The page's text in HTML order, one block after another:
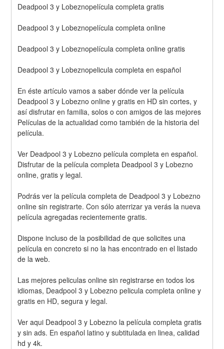
Deadpool 3 y Lobeznopelícula completa gratis
Deadpool 3 y Lobeznopelícula completa online
Deadpool 3 y Lobeznopelícula completa online gratis
Deadpool 3 y Lobeznopelicula completa en español
En éste artículo vamos a saber dónde ver la película
Deadpool 3 y Lobezno online y gratis en HD sin cortes, y
así disfrutar en familia, solos o con amigos de las mejores
Películas de la actualidad como también de la historia del
película.
Ver Deadpool 3 y Lobezno película completa en español.
Disfrutar de la película completa Deadpool 3 y Lobezno
online, gratis y legal.
Podrás ver la película completa de Deadpool 3 y Lobezno
online sin registrarte. Con sólo aterrizar ya verás la nueva
película agregadas recientemente gratis.
Dispone incluso de la posibilidad de que solicites una
película en concreto si no la has encontrado en el listado
de la web.
Las mejores peliculas online sin registrarse en todos los
idiomas, Deadpool 3 y Lobezno pelicula completa online y
gratis en HD, segura y legal.
Ver aqui Deadpool 3 y Lobezno la película completa gratis
y sin ads. En español latino y subtitulada en linea, calidad
hd y 4k.